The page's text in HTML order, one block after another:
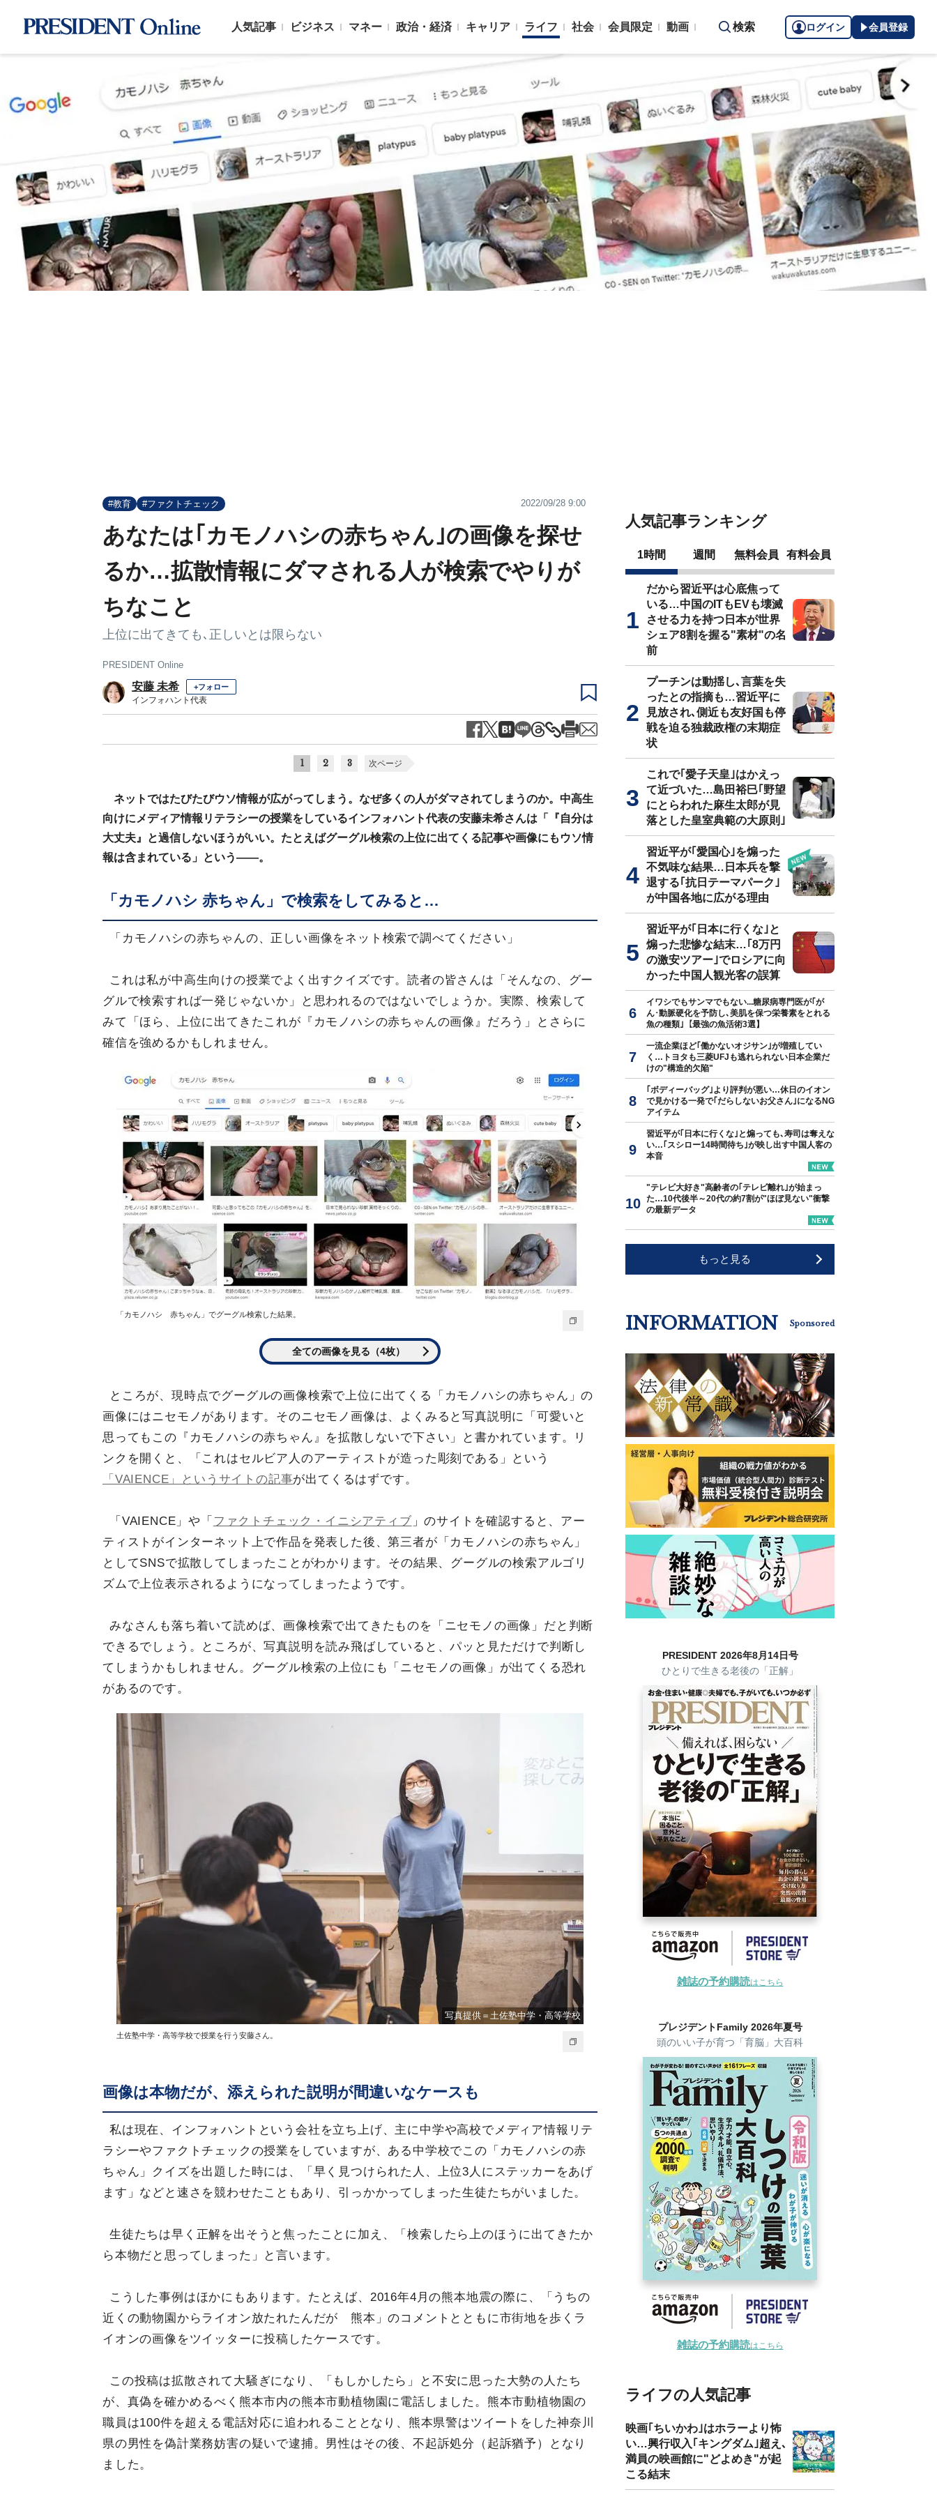
人気記事 ビジネス マネー 政治・経済 キャリア ライフ 社会 会員限定 動画 検索 ログイン 会員登録
#教育 #ファクトチェック 2022/09/28 9:00
あなたは｢カモノハシの赤ちゃん｣の画像を探せ
るか…拡散情報にダマされる人が検索でやりが
ちなこと
上位に出てきても､正しいとは限らない
PRESIDENT Online
安藤 未希 +フォロー
インフォハント代表
1 2 3 次ページ
ネットではたびたびウソ情報が広がってしまう。なぜ多くの人がダマされてしまうのか。中高生
向けにメディア情報リテラシーの授業をしているインフォハント代表の安藤未希さんは「『自分は
大丈夫』と過信しないほうがいい。たとえばグーグル検索の上位に出てくる記事や画像にもウソ情
報は含まれている」という――。
「カモノハシ 赤ちゃん」で検索をしてみると…
「カモノハシの赤ちゃんの、正しい画像をネット検索で調べてください」
これは私が中高生向けの授業でよく出すクイズです。読者の皆さんは「そんなの、グー
グルで検索すれば一発じゃないか」と思われるのではないでしょうか。実際、検索して
みて「ほら、上位に出てきたこれが『カモノハシの赤ちゃんの画像』だろう」とさらに
確信を強めるかもしれません。
「カモノハシ 赤ちゃん」でグーグル検索した結果。
全ての画像を見る（4枚）
ところが、現時点でグーグルの画像検索で上位に出てくる「カモノハシの赤ちゃん」の
画像にはニセモノがあります。そのニセモノ画像は、よくみると写真説明に「可愛いと
思ってもこの『カモノハシの赤ちゃん』を拡散しないで下さい」と書かれています。リ
ンクを開くと、「これはセルビア人のアーティストが造った彫刻である」という
「VAIENCE」というサイトの記事が出てくるはずです。
「VAIENCE」や「 ファクトチェック・イニシアティブ 」のサイトを確認すると、アー
ティストがインターネット上で作品を発表した後、第三者が「カモノハシの赤ちゃん」
としてSNSで拡散してしまったことがわかります。その結果、グーグルの検索アルゴリ
ズムで上位表示されるようになってしまったようです。
みなさんも落ち着いて読めば、画像検索で出てきたものを「ニセモノの画像」だと判断
できるでしょう。ところが、写真説明を読み飛ばしていると、パッと見ただけで判断し
てしまうかもしれません。グーグル検索の上位にも「ニセモノの画像」が出てくる恐れ
があるのです。
写真提供＝土佐塾中学・高等学校
土佐塾中学・高等学校で授業を行う安藤さん。
画像は本物だが、添えられた説明が間違いなケースも
私は現在、インフォハントという会社を立ち上げ、主に中学や高校でメディア情報リテ
ラシーやファクトチェックの授業をしていますが、ある中学校でこの「カモノハシの赤
ちゃん」クイズを出題した時には、「早く見つけられた人、上位3人にステッカーをあげ
ます」などと速さを競わせたこともあり、引っかかってしまった生徒たちがいました。
生徒たちは早く正解を出そうと焦ったことに加え、「検索したら上のほうに出てきたか
ら本物だと思ってしまった」と言います。
こうした事例はほかにもあります。たとえば、2016年4月の熊本地震の際に、「うちの
近くの動物園からライオン放たれたんだが 熊本」のコメントとともに市街地を歩くラ
イオンの画像をツイッターに投稿したケースです。
この投稿は拡散されて大騒ぎになり、「もしかしたら」と不安に思った大勢の人たち
が、真偽を確かめるべく熊本市内の熊本市動植物園に電話しました。熊本市動植物園の
職員は100件を超える電話対応に追われることとなり、熊本県警はツイートをした神奈川
県の男性を偽計業務妨害の疑いで逮捕。男性はその後、不起訴処分（起訴猶予）となり
ました。
人気記事ランキング
1時間 週間 無料会員 有料会員
だから習近平は心底焦って
いる…中国のITもEVも壊滅
させる力を持つ日本が世界
シェア8割を握る"素材"の名
前
プーチンは動揺し､言葉を失
ったとの指摘も…習近平に
見放され､側近も友好国も停
戦を迫る独裁政権の末期症
状
これで｢愛子天皇｣はかえっ
て近づいた…島田裕巳｢野望
にとらわれた麻生太郎が見
落とした皇室典範の大原則｣
習近平が｢愛国心｣を煽った
不気味な結果…日本兵を撃
退する｢抗日テーマパーク｣
が中国各地に広がる理由
習近平が｢日本に行くな｣と
煽った悲惨な結末…｢8万円
の激安ツアー｣でロシアに向
かった中国人観光客の誤算
イワシでもサンマでもない...糖尿病専門医が｢が
ん･動脈硬化を予防し､美肌を保つ栄養素をとれる
魚の種類｣【最強の魚活術3選】
一流企業ほど｢働かないオジサン｣が増殖してい
く…トヨタも三菱UFJも逃れられない日本企業だ
けの"構造的欠陥"
｢ボディーバッグ｣より評判が悪い…休日のイオン
で見かける一発で｢だらしないお父さん｣になるNG
アイテム
習近平が｢日本に行くな｣と煽っても､寿司は奪えな
い…｢スシロー14時間待ち｣が映し出す中国人客の
本音
"テレビ大好き"高齢者の｢テレビ離れ｣が始まっ
た…10代後半～20代の約7割が"ほぼ見ない"衝撃
の最新データ
もっと見る
INFORMATION Sponsored
PRESIDENT 2026年8月14日号
ひとりで生きる老後の「正解」
雑誌の予約購読はこちら
プレジデントFamily 2026年夏号
頭のいい子が育つ「育脳」大百科
雑誌の予約購読はこちら
ライフの人気記事
映画｢ちいかわ｣はホラーより怖
い…興行収入｢キングダム｣超え､
満員の映画館に"どよめき"が起
こる結末